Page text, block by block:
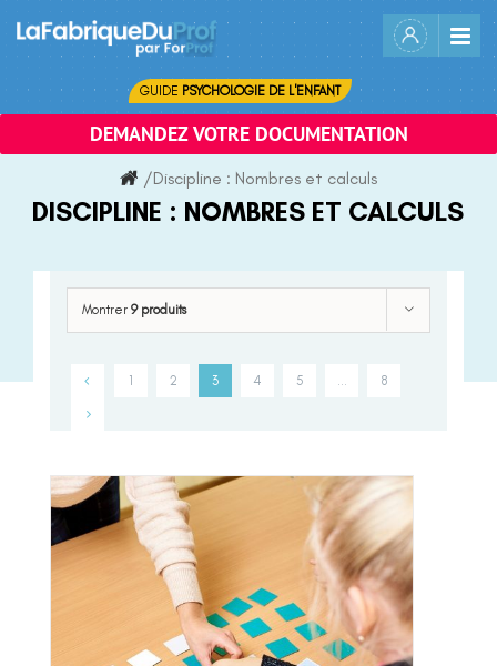
content
GUIDE PSYCHOLOGIE DE L'ENFANT
DEMANDEZ VOTRE DOCUMENTATION
/Discipline : Nombres et calculs
DISCIPLINE : NOMBRES ET CALCULS
Montrer 9 produits
1 2 3 4 5 8